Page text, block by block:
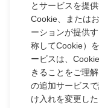
とサービスを提
Cookie、または
ーションが提供
称してCookie）
ービスは、
きることをご理
の追加サービス
け入れを変更し